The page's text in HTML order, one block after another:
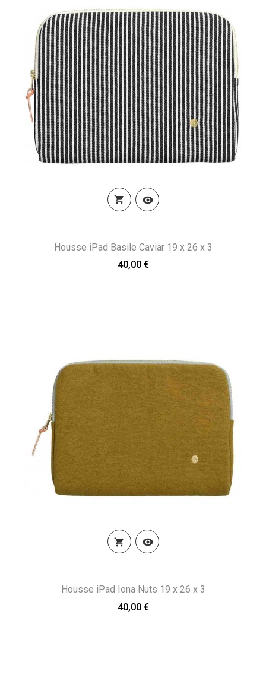
 
Housse iPad Basile Caviar 19 x 26 x 3
40,00 €
 
Housse iPad Iona Nuts 19 x 26 x 3
40,00 €